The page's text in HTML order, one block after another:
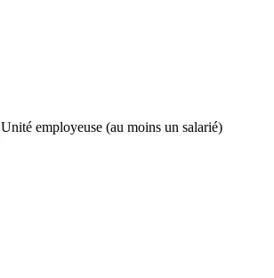
Unité employeuse (au moins un salarié)